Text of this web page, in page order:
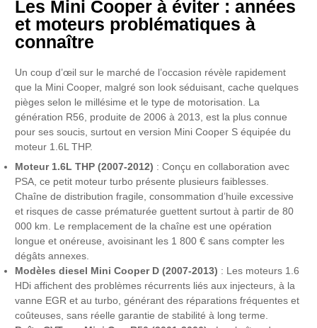
Les Mini Cooper à éviter : années
et moteurs problématiques à
connaître
Un coup d’œil sur le marché de l’occasion révèle rapidement
que la Mini Cooper, malgré son look séduisant, cache quelques
pièges selon le millésime et le type de motorisation. La
génération R56, produite de 2006 à 2013, est la plus connue
pour ses soucis, surtout en version Mini Cooper S équipée du
moteur 1.6L THP.
Moteur 1.6L THP (2007-2012) : Conçu en collaboration avec
PSA, ce petit moteur turbo présente plusieurs faiblesses.
Chaîne de distribution fragile, consommation d’huile excessive
et risques de casse prématurée guettent surtout à partir de 80
000 km. Le remplacement de la chaîne est une opération
longue et onéreuse, avoisinant les 1 800 € sans compter les
dégâts annexes.
Modèles diesel Mini Cooper D (2007-2013) : Les moteurs 1.6
HDi affichent des problèmes récurrents liés aux injecteurs, à la
vanne EGR et au turbo, générant des réparations fréquentes et
coûteuses, sans réelle garantie de stabilité à long terme.